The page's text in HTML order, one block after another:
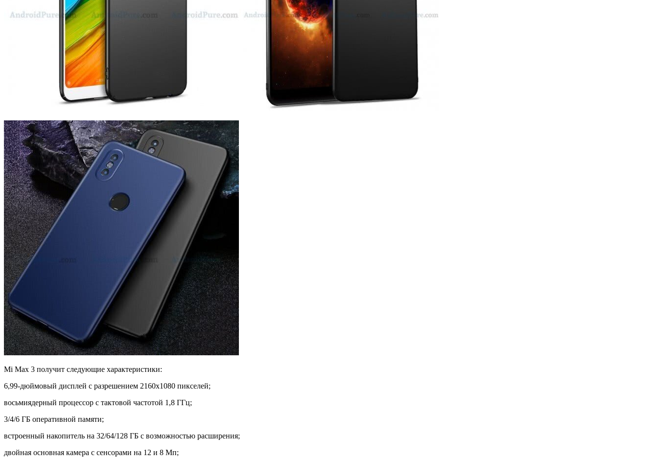
Mi Max 3 получит следующие характеристики:
6,99-дюймовый дисплей с разрешением 2160x1080 пикселей;
восьмиядерный процессор с тактовой частотой 1,8 ГГц;
3/4/6 ГБ оперативной памяти;
встроенный накопитель на 32/64/128 ГБ с возможностью расширения;
двойная основная камера с сенсорами на 12 и 8 Мп;